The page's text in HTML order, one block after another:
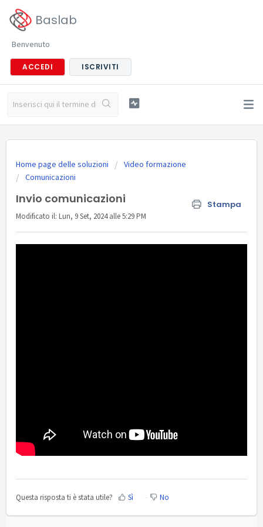
Baslab
Benvenuto
ACCEDI ISCRIVITI
Home page delle soluzioni
Video formazione
Comunicazioni
Invio comunicazioni Stampa
Modificato il: Lun, 9 Set, 2024 alle 5:29 PM
Questa risposta ti è stata utile? Sì No